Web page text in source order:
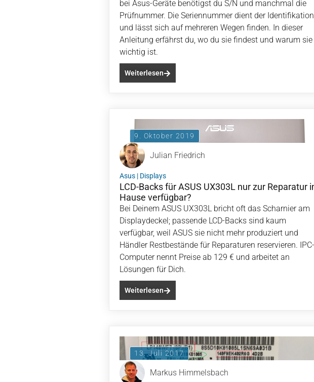
bei Asus-Geräte benötigst du S/N und manchmal die
Prüfnummer. Die Seriennummer dient der Identifikation
und lässt sich auf mehreren Wegen finden. In dieser
Anleitung erfährst du, wo du sie findest und warum sie
wichtig ist.
Weiterlesen
9. Oktober 2019
Julian Friedrich
Asus | Displays
LCD-Backs für ASUS UX303L nur zur Reparatur
Hause verfügbar?
Bei Deinem ASUS UX303L bricht oft das Scharnier am
Displaydeckel; passende LCD-Backs sind kaum
verfügbar, weil ASUS sie nicht mehr produziert und
Händler Restbestände für Reparaturen reservieren. IPC-
Computer nennt Preise ab 129 € und arbeitet an
Lösungen für Dich.
Weiterlesen
13. Juli 2017
Markus Himmelsbach